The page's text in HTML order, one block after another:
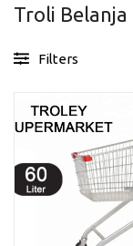
Troli
Filters